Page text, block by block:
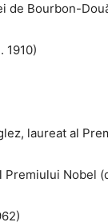
de Bourbon-
1910)
laureat al
Nobel